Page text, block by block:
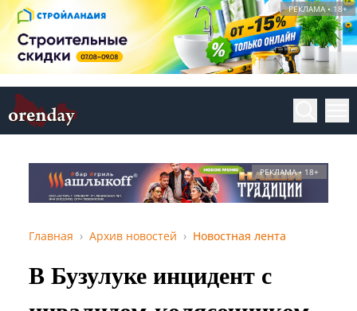
РЕКЛАМА • 18+
РЕКЛАМА • 18+
Главная Архив новостей Новостная лента
В Бузулуке инцидент с